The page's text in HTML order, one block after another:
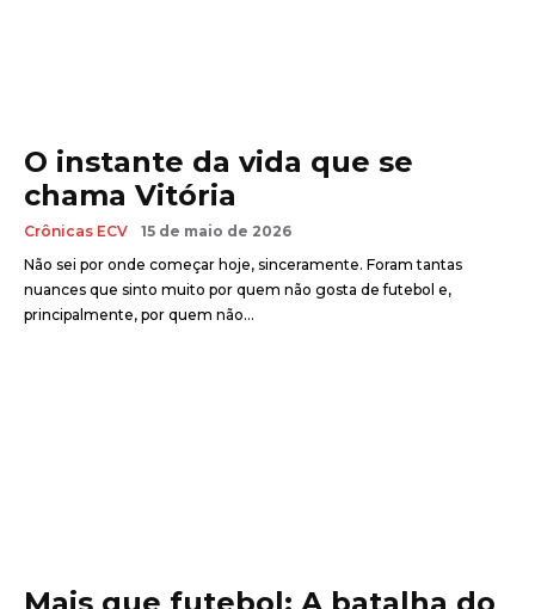
O instante da vida que se
chama Vitória
Crônicas ECV
15 de maio de 2026
Não sei por onde começar hoje, sinceramente. Foram tantas
nuances que sinto muito por quem não gosta de futebol e,
principalmente, por quem não...